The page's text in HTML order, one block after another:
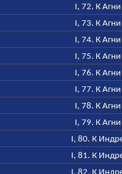
I, 72. К Агни
I, 73. К Агни
I, 74. К Агни
I, 75. К Агни
I, 76. К Агни
I, 77. К Агни
I, 78. К Агни
I, 79. К Агни
I, 80. К
I, 81. К
I, 82. К